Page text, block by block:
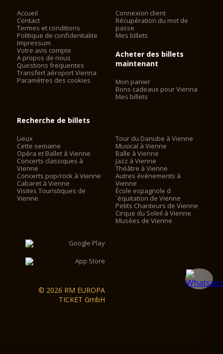
Accueil
Contact
Termes et conditions
Politique de confidentialite
Impressum
Votre avis compte
A propos de nous
Questions frequentes
Transfert aéroport Vienna
Paramètres des cookies
Connexion client
Récupération du mot de
passe
Mes billets
Acheter des billets
maintenant
Mon panier
Bons cadeaux pour Vienna
Mes billets
Recherche de billets
Lieux
Cette semaine
Opéra et Ballet à Vienne
Concerts classiques à
Vienne
Concerts pop/rock à Vienne
Cabaret à Vienne
Visites Touristiques de
Vienne
Tour du Danube à Vienne
Musical à Vienne
Balle à Vienne
Jazz à Vienne
Théâtre à Vienne
Autres événements à
Vienne
École espagnole d
´équitation de Vienne
Petits Chanteurs de Vienne
Cirque du Soleil à Vienne
Musées de Vienne
© 2026 RM EUROPA
TICKET GmbH